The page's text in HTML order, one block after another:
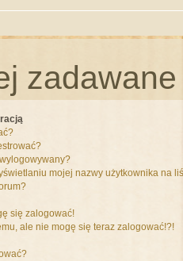
mojej nazwy użytkownika na
się zalogować!
ale nie mogę się teraz zalogować!?!